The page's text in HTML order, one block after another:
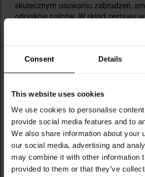
Consent Details
This website uses cookies
We use cookies to personalise
provide social media features and to
We also share information about your
our social media, advertising and
may combine it with other information
provided to them or that they’ve
skutecznym usuwaniu zabrudzeń,
odcisków palców. W skład zestawu
precyzyjne dozowanie środka
miękki materiał z mikrofibry, który
delikatnych powierzchni.
mlnie tylko czyści, ale również tworzy
parowaniu szkieł.